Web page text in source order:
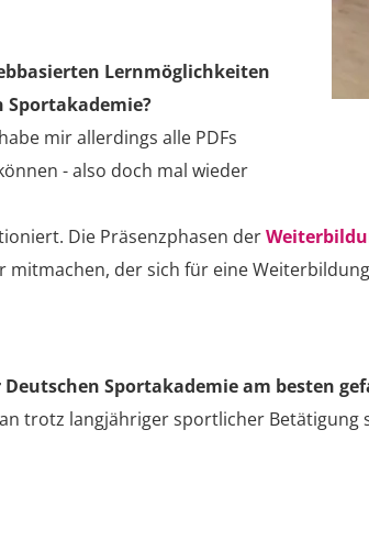
Lernmöglichkeiten
Sportakademie?
mir allerdings alle PDFs
- also doch mal wieder
Die Präsenzphasen der
der sich für eine
Sportakademie am besten
trotz langjähriger sportlicher Betätigung